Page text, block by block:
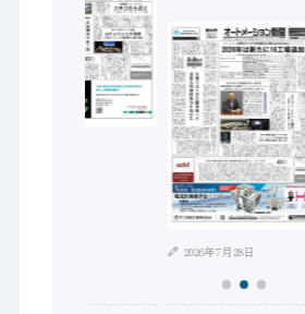
2026年7月28日